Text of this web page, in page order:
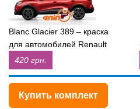
Blanc Glacier 389 – краска
для автомобилей Renault
420 грн.
Купить комплект